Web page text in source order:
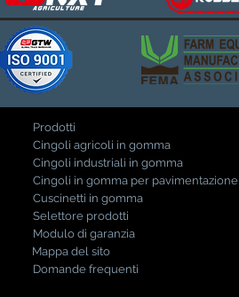
Prodotti
Cingoli agricoli in gomma
Cingoli industriali in gomma
Cingoli in gomma per pavimentazione
Cuscinetti in gomma
Selettore prodotti
Modulo di garanzia
Mappa del sito
Domande frequenti